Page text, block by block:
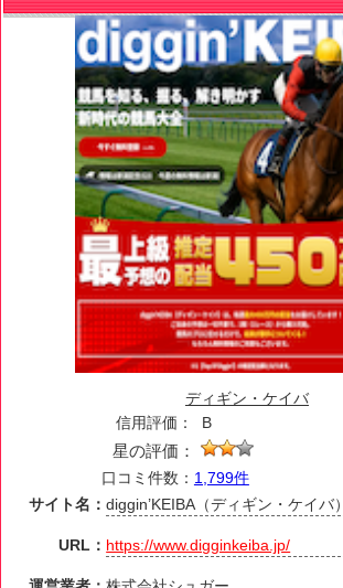
ディギン・ケイバ
信用評価：
B
星の評価：
口コミ件数： 1,799件
サイト名：diggin’KEIBA（ディギン・ケイバ）
URL： https://www.digginkeiba.jp/